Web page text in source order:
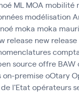
ML MOA mobilité
modélisation
moka moka
release new release
sourceoffre BAW
on-premiseoOtary
l'Etatopérateurs